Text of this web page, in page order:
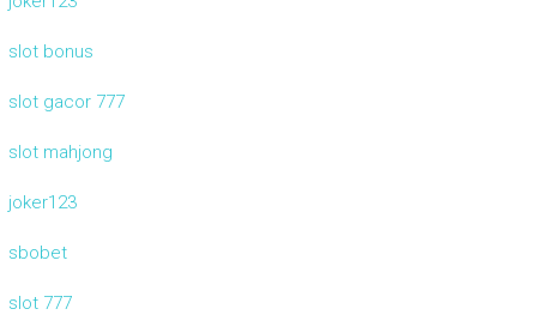
slot bonus
slot gacor 777
slot mahjong
joker123
sbobet
slot 777